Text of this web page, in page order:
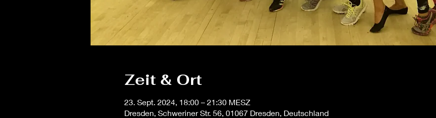
Zeit & Ort
23. Sept. 2024, 18:00 – 21:30 MESZ
Dresden, Schweriner Str. 56, 01067 Dresden, Deutschland